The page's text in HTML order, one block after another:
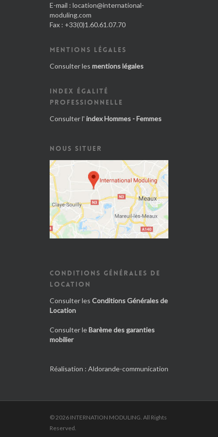
E-mail : location@international-
moduling.com
Fax : +33(0)1.60.61.07.70
MENTIONS LÉGALES
Consulter les mentions légales
INDEX ÉGALITÉ
PROFESSIONNELLE
Consulter l' index Hommes - Femmes
NOUS SITUER
CONDITIONS GÉNÉRALES DE
LOCATION
Consulter les Conditions Générales de
Location
Consulter le Barème des garanties
mobilier
Réalisation : Aldorande-communication
© 2026 INTERNATION MODULING. All Rights
Reserved.